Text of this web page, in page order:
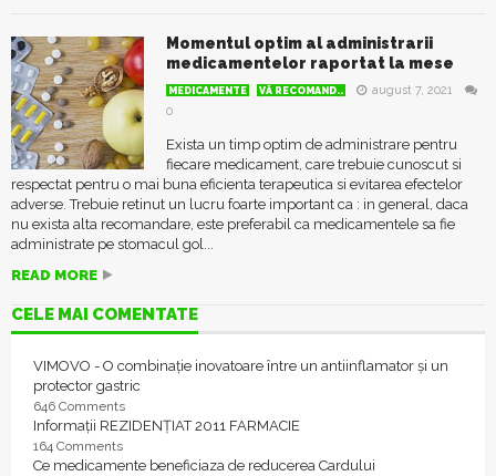
Momentul optim al administrarii
medicamentelor raportat la mese
MEDICAMENTE VĂ RECOMAND..
august 7, 2021
0
Exista un timp optim de administrare pentru
fiecare medicament, care trebuie cunoscut si
respectat pentru o mai buna eficienta terapeutica si evitarea efectelor
adverse. Trebuie retinut un lucru foarte important ca : in general, daca
nu exista alta recomandare, este preferabil ca medicamentele sa fie
administrate pe stomacul gol...
READ MORE
CELE MAI COMENTATE
VIMOVO - O combinație inovatoare între un antiinflamator și un
protector gastric
646 Comments
Informații REZIDENȚIAT 2011 FARMACIE
164 Comments
Ce medicamente beneficiaza de reducerea Cardului